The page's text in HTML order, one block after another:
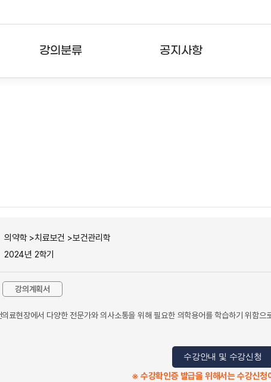
강의분류 공지사항
의약학 >치료보건 >보건관리학
2024년 2학기
강의계획서
의료현장에서 다양한 전문가와 의사소통을 위해 필요한 의학용어를 학습하기 위함
수강안내 및 수강신청
※ 수강확인증 발급을 위해서는 수강신청